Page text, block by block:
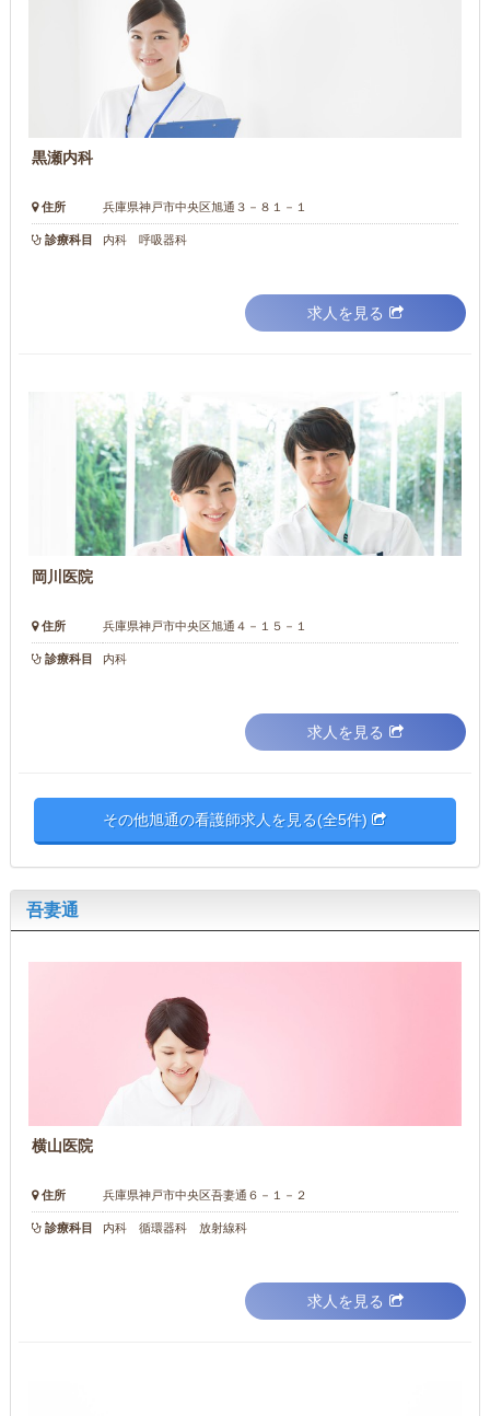
黒瀬内科
住所 兵庫県神戸市中央区旭通３－８１－１
診療科目 内科 呼吸器科
求人を見る
岡川医院
住所 兵庫県神戸市中央区旭通４－１５－１
診療科目 内科
求人を見る
その他旭通の看護師求人を見る(全5件)
吾妻通
横山医院
住所 兵庫県神戸市中央区吾妻通６－１－２
診療科目 内科 循環器科 放射線科
求人を見る